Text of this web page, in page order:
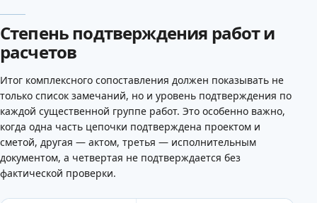
Степень подтверждения работ и
расчетов
Итог комплексного сопоставления должен показывать не
только список замечаний, но и уровень подтверждения по
каждой существенной группе работ. Это особенно важно,
когда одна часть цепочки подтверждена проектом и
сметой, другая — актом, третья — исполнительным
документом, а четвертая не подтверждается без
фактической проверки.